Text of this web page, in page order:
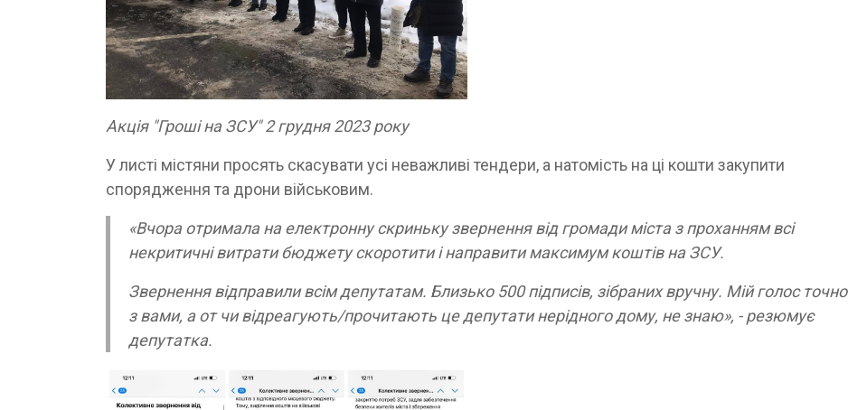
Акція "Гроші на ЗСУ" 2 грудня 2023 року
У листі містяни просять скасувати усі неважливі тендери, а натомість на ці кошти закупити
спорядження та дрони військовим.
«Вчора отримала на електронну скриньку звернення від громади міста з проханням всі
некритичні витрати бюджету скоротити і направити максимум коштів на ЗСУ.
Звернення відправили всім депутатам. Близько 500 підписів, зібраних вручну. Мій голос точно
з вами, а от чи відреагують/прочитають це депутати нерідного дому, не знаю», - резюмує
депутатка.